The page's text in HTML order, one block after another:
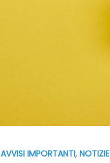
AVVISI IMPORTANTI, NOTIZIE